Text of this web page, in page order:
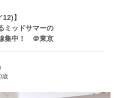
】
ミッドサマーの
集中！ ＠東京
歳